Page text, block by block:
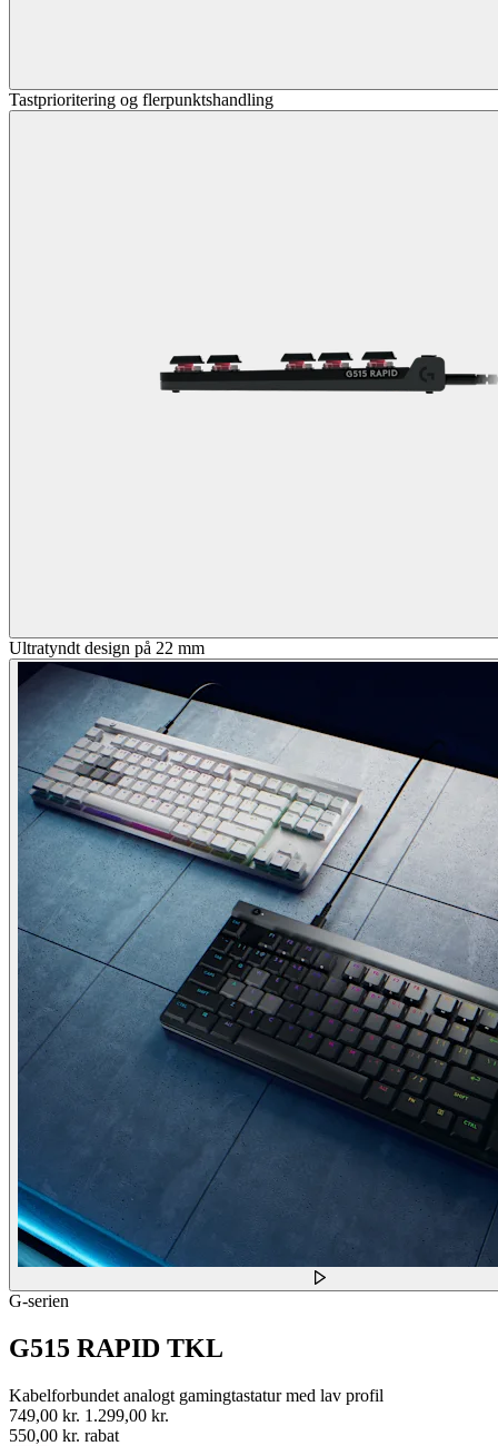
Tastprioritering og flerpunktshandling
Ultratyndt design på 22 mm
G-serien
G515 RAPID TKL
Kabelforbundet analogt gamingtastatur med lav profil
749,00 kr. 1.299,00 kr.
550,00 kr. rabat